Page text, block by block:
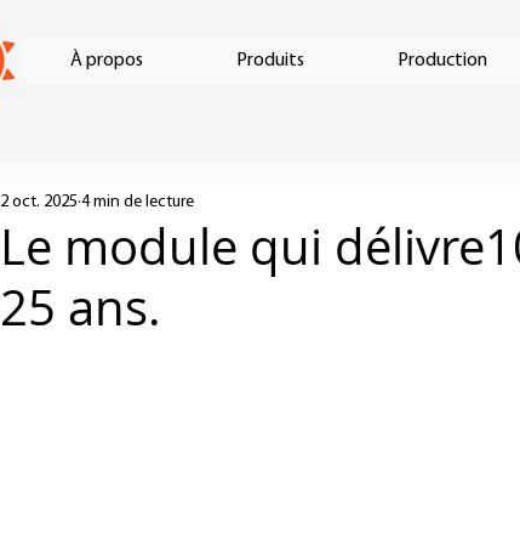
À propos Produits Production
Le module qui
25 ans.
2 oct. 2025 4 min de lecture